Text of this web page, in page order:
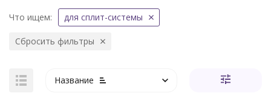
Что ищем: для сплит-системы
Сбросить фильтры
Название